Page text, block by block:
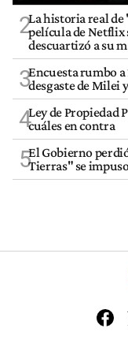
2La historia real de
película de Netflix
descuartizó a su
3Encuesta rumbo
desgaste de Milei
4Ley de Propiedad
cuáles en contra
5El Gobierno
Tierras" se